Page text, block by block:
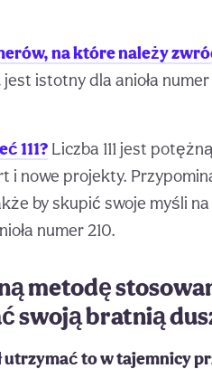
na które należy
jest istotny dla anioła
111? Liczba 111 jest
i nowe projekty.
by skupić swoje myśli
numer 210.
metodę
swoją bratnią
utrzymać to w tajemnicy